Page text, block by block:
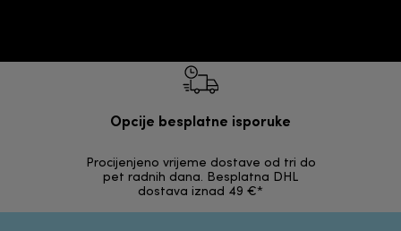
Opcije besplatne isporuke
Procijenjeno vrijeme dostave od tri do
pet radnih dana. Besplatna DHL
dostava iznad 49 €*